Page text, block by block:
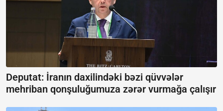
Deputat: İranın daxilindəki bəzi qüvvələr
mehriban qonşuluğumuza zərər vurmağa çalışır